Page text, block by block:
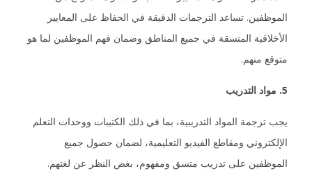
الموظفين. تساعد الترجمات الدقيقة في الحفاظ على المعايير
الأخلاقية المتسقة في جميع المناطق وضمان فهم الموظفين لما هو
متوقع منهم.
5. مواد التدريب
يجب ترجمة المواد التدريبية، بما في ذلك الكتيبات ووحدات التعلم
الإلكتروني ومقاطع الفيديو التعليمية، لضمان حصول جميع
الموظفين على تدريب متسق ومفهوم، بغض النظر عن لغتهم.